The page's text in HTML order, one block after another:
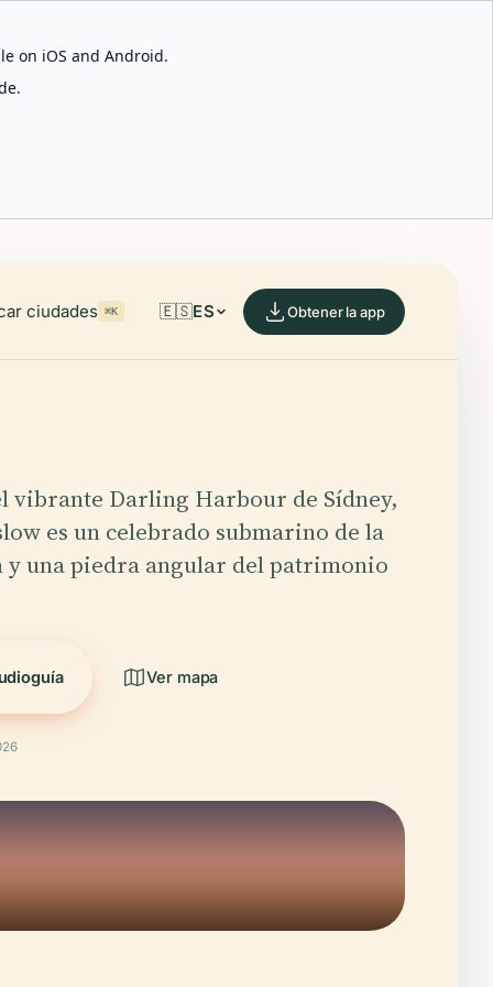
on iOS and Android.
ciudades ⌘K 🇪🇸ES Obtener la app
vibrante Darling Harbour de Sídney,
es un celebrado submarino de la
y una piedra angular del patrimonio
Ver mapa